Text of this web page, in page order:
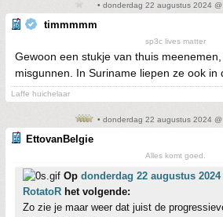
• donderdag 22 augustus 2024
timmmmm
sp3c lives matter
Gewoon een stukje van thuis
misgunnen. In Suriname liepen ze ook in
Laffe huichelaar
• donderdag 22 augustus 2024
EttovanBelgie
Alles komt goed.
Op donderdag 22 augustus 2024
RotatoR het volgende:
Zo zie je maar weer dat juist de